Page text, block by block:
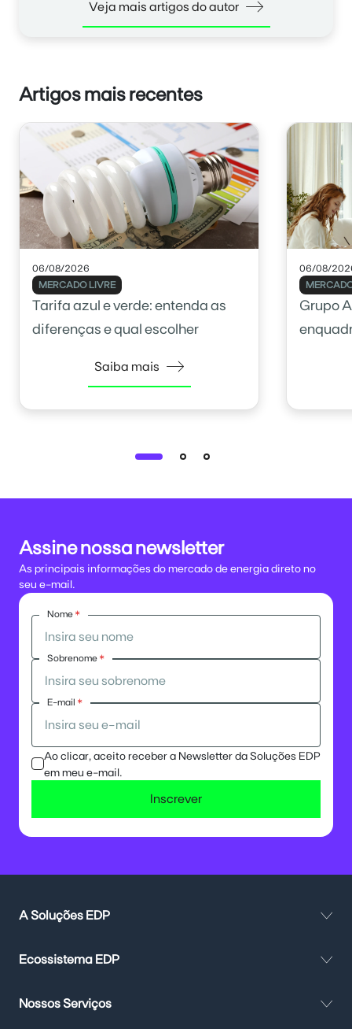
Veja mais artigos do autor
Artigos mais recentes
06/08/2026
MERCADO LIVRE
Tarifa azul e verde: entenda as
diferenças e qual escolher
Saiba mais
06/08/
Grupo
Assine nossa newsletter
As principais informações do mercado de energia direto no
seu e-mail.
Nome *
Sobrenome *
E-mail *
Ao clicar, aceito receber a Newsletter da Soluções EDP
em meu e-mail.
Inscrever
A Soluções EDP
Ecossistema EDP
Nossos Serviços